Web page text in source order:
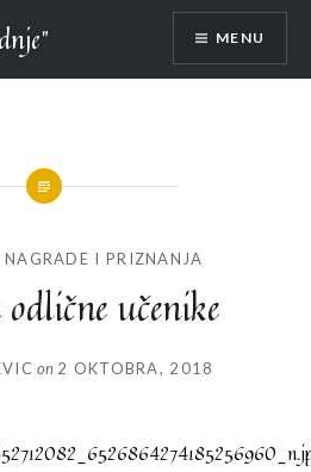
MENU
NAGRADE I PRIZNANJA
učenike
on 2 OKTOBRA, 2018